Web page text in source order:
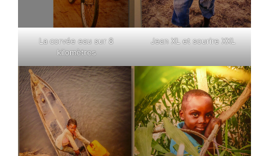
La corvée eau sur 8
kilomètres
Jean XL et sourire XXL